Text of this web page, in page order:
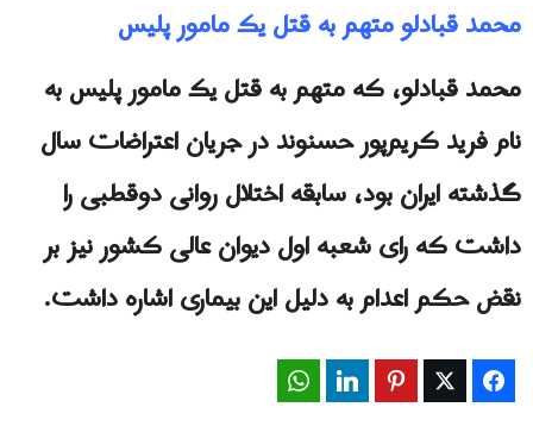
محمد قبادلو متهم به قتل یک مامور پلیس
محمد قبادلو، که متهم به قتل یک مامور پلیس به
نام فرید کریم‌پور حسنوند در جریان اعتراضات سال
گذشته ایران بود، سابقه اختلال روانی دوقطبی را
داشت که رای شعبه اول دیوان عالی کشور نیز بر
نقض حکم اعدام به دلیل این بیماری اشاره داشت.
Facebook
Twitter
Pinterest
LinkedIn